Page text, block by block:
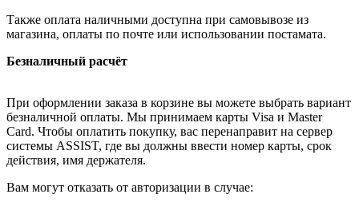
Также оплата наличными доступна при самовывозе из
магазина, оплаты по почте или использовании постамата.
Безналичный расчёт
При оформлении заказа в корзине вы можете выбрать вариант
безналичной оплаты. Мы принимаем карты Visa и Master
Card. Чтобы оплатить покупку, вас перенаправит на сервер
системы ASSIST, где вы должны ввести номер карты, срок
действия, имя держателя.
Вам могут отказать от авторизации в случае: